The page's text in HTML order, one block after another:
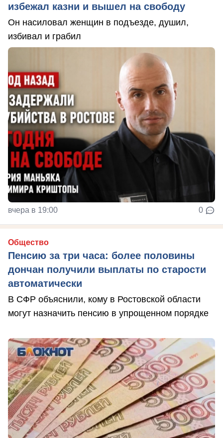
избежал казни и вышел на свободу
Он насиловал женщин в подъезде, душил,
избивал и грабил
вчера в 19:00 0
Общество
Пенсию за три часа: более половины
дончан получили выплаты по старости
автоматически
В СФР объяснили, кому в Ростовской области
могут назначить пенсию в упрощенном порядке